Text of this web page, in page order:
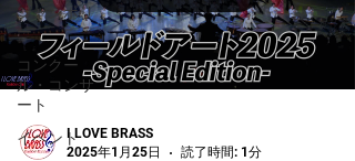
ジャンボリ
ー
コンクー
ル・コンサ
ート
イベントI LOVE BRASS
2025年1月25日
読了時間: 1分